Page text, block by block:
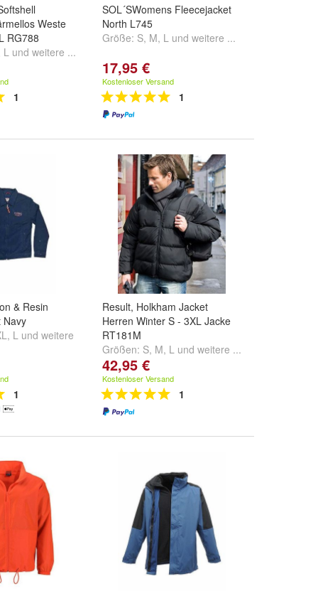
Weste
RG788
L und weitere ...
1
SOL´SWomens Fleecejacket
North L745
Größe: S, M, L und weitere ...
17,95 €
Kostenloser Versand
1
& Resin
Navy
, L und weitere
1
Result, Holkham Jacket
Herren Winter S - 3XL Jacke
RT181M
Größen: S, M, L und weitere ...
42,95 €
Kostenloser Versand
1